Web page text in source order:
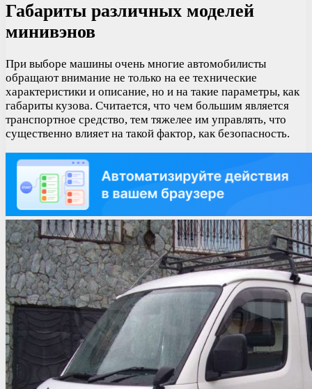
Габариты различных моделей
минивэнов
При выборе машины очень многие автомобилисты
обращают внимание не только на ее технические
характеристики и описание, но и на такие параметры, как
габариты кузова. Считается, что чем большим является
транспортное средство, тем тяжелее им управлять, что
существенно влияет на такой фактор, как безопасность.